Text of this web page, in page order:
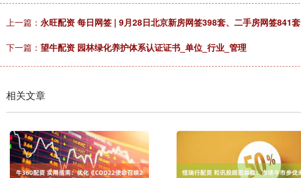
上一篇： 永旺配资 每日网签 | 9月28日北京新房网签398套、二手房网签841套
下一篇： 望牛配资 园林绿化养护体系认证证书_单位_行业_管理
相关文章